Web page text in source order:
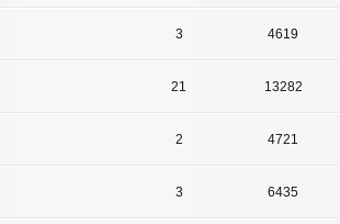
3 4619
21 13282
2 4721
3 6435